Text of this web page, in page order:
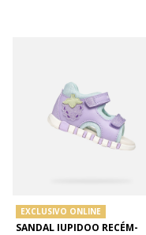
EXCLUSIVO ONLINE
SANDAL IUPIDOO RECÉM-